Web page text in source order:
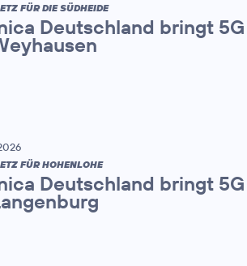
FÜR DIE SÜDHEIDE
Deutschland bringt 5G
FÜR HOHENLOHE
Deutschland bringt 5G